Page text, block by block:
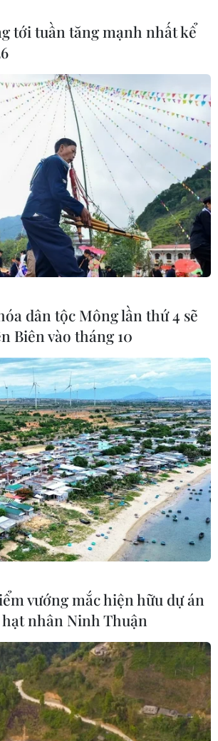
tục đặt sức khỏe, tính
dân lên trên hết
yêu cầu tiếp tục đặt sức khỏe, tính
lên trên hết, trước hết, kiên quyết
thiếu trang thiết bị ảnh hưởng đến
bệnh.
duy trì cung ứng thuốc biệt
ứng điều trị
mục, nhu cầu thuốc cấp quốc gia
năm tiếp theo, đặc biệt là với thuốc
tới tuần tăng mạnh nhất kể
dân tộc Mông lần thứ 4 sẽ
Biên vào tháng 10
vướng mắc hiện hữu dự án
nhân Ninh Thuận